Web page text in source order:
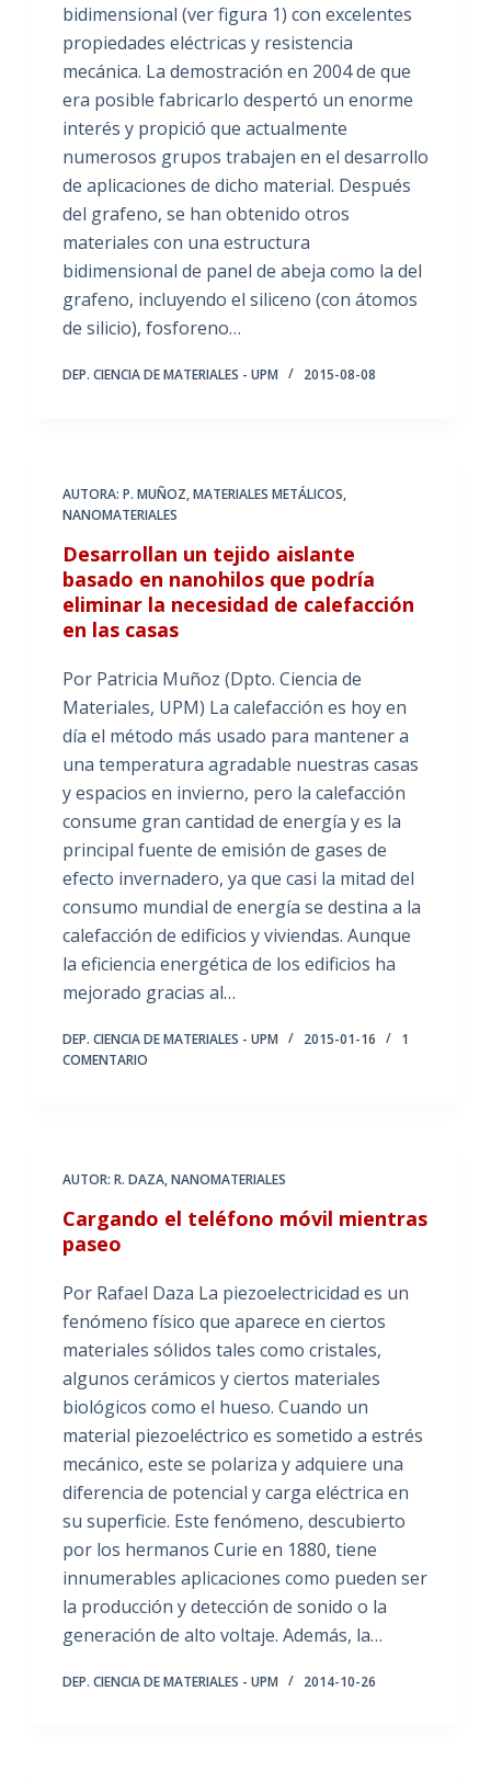
bidimensional (ver figura 1) con excelentes
propiedades eléctricas y resistencia
mecánica. La demostración en 2004 de que
era posible fabricarlo despertó un enorme
interés y propició que actualmente
numerosos grupos trabajen en el desarrollo
de aplicaciones de dicho material. Después
del grafeno, se han obtenido otros
materiales con una estructura
bidimensional de panel de abeja como la del
grafeno, incluyendo el siliceno (con átomos
de silicio), fosforeno…
DEP. CIENCIA DE MATERIALES - UPM 2015-08-08
AUTORA: P. MUÑOZ,MATERIALES METÁLICOS,
NANOMATERIALES
Desarrollan un tejido aislante
basado en nanohilos que podría
eliminar la necesidad de calefacción
en las casas
Por Patricia Muñoz (Dpto. Ciencia de
Materiales, UPM) La calefacción es hoy en
día el método más usado para mantener a
una temperatura agradable nuestras casas
y espacios en invierno, pero la calefacción
consume gran cantidad de energía y es la
principal fuente de emisión de gases de
efecto invernadero, ya que casi la mitad del
consumo mundial de energía se destina a la
calefacción de edificios y viviendas. Aunque
la eficiencia energética de los edificios ha
mejorado gracias al…
DEP. CIENCIA DE MATERIALES - UPM 2015-01-16
1
COMENTARIO
AUTOR: R. DAZA,NANOMATERIALES
Cargando el teléfono móvil mientras
paseo
Por Rafael Daza La piezoelectricidad es un
fenómeno físico que aparece en ciertos
materiales sólidos tales como cristales,
algunos cerámicos y ciertos materiales
biológicos como el hueso. Cuando un
material piezoeléctrico es sometido a estrés
mecánico, este se polariza y adquiere una
diferencia de potencial y carga eléctrica en
su superficie. Este fenómeno, descubierto
por los hermanos Curie en 1880, tiene
innumerables aplicaciones como pueden ser
la producción y detección de sonido o la
generación de alto voltaje. Además, la…
DEP. CIENCIA DE MATERIALES - UPM 2014-10-26